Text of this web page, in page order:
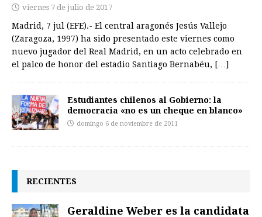
viernes 7 de julio de 2017
Madrid, 7 jul (EFE).- El central aragonés Jesús Vallejo
(Zaragoza, 1997) ha sido presentado este viernes como
nuevo jugador del Real Madrid, en un acto celebrado en
el palco de honor del estadio Santiago Bernabéu, […]
Estudiantes chilenos al Gobierno: la
democracia «no es un cheque en blanco»
domingo 6 de noviembre de 2011
RECIENTES
Geraldine Weber es la candidata